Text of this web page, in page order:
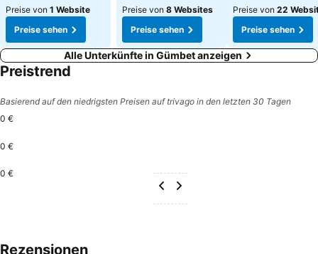
Preise von 1 Website
Preise sehen
Preise von 8 Websites
Preise sehen
Preise von 22
Preise sehen
Alle Unterkünfte in Gümbet anzeigen
Preistrend
Basierend auf den niedrigsten Preisen auf trivago in den letzten 30 Tagen
0 €
0 €
0 €
Rezensionen